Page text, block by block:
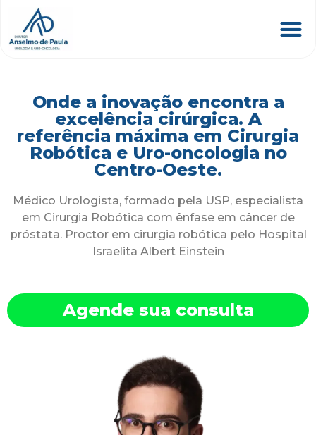
Onde a inovação encontra a
excelência cirúrgica. A
referência máxima em Cirurgia
Robótica e Uro-oncologia no
Centro-Oeste.
Médico Urologista, formado pela USP, especialista
em Cirurgia Robótica com ênfase em câncer de
próstata. Proctor em cirurgia robótica pelo Hospital
Israelita Albert Einstein
Agende sua consulta